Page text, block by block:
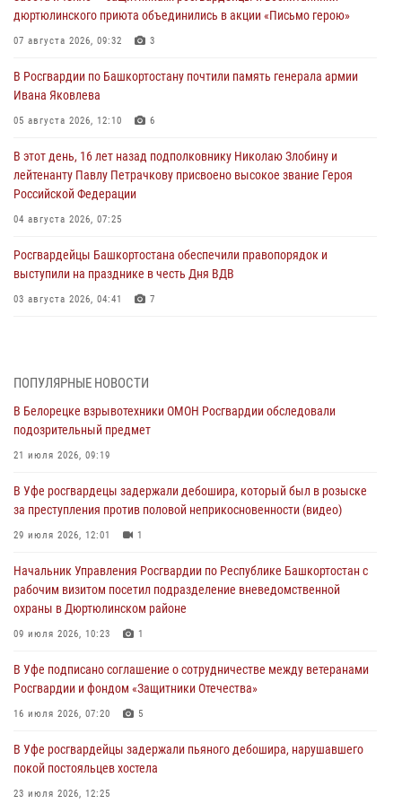
дюртюлинского приюта объединились в акции «Письмо герою»
07 августа 2026, 09:32 3
В Росгвардии по Башкортостану почтили память генерала армии
Ивана Яковлева
05 августа 2026, 12:10 6
В этот день, 16 лет назад подполковнику Николаю Злобину и
лейтенанту Павлу Петрачкову присвоено высокое звание Героя
Российской Федерации
04 августа 2026, 07:25
Росгвардейцы Башкортостана обеспечили правопорядок и
выступили на празднике в честь Дня ВДВ
03 августа 2026, 04:41 7
03 августа 2026, 04:30 8
В Башкирии росгвардейцы провели волейбольный турнир на
открытом воздухе
03 августа 2026, 04:29
В Уфе росгвардейцы по горячим следам задержали
подозреваемого в открытом хищении из аптеки (видео)
03 августа 2026, 04:15
Начальник отделения учёта и комплектования Росгвардии
Башкортостана ответил на вопросы граждан
30 июля 2026, 12:54
за преступления против половой неприкосновенности (видео)
29 июля 2026, 12:01
ПОПУЛЯРНЫЕ НОВОСТИ
В Белорецке взрывотехники ОМОН Росгвардии обследовали
подозрительный предмет
21 июля 2026, 09:19
В Уфе росгвардецы задержали дебошира, который был в розыске
за преступления против половой неприкосновенности (видео)
29 июля 2026, 12:01 1
Начальник Управления Росгвардии по Республике Башкортостан с
рабочим визитом посетил подразделение вневедомственной
охраны в Дюртюлинском районе
09 июля 2026, 10:23 1
В Уфе подписано соглашение о сотрудничестве между ветеранами
Росгвардии и фондом «Защитники Отечества»
16 июля 2026, 07:20 5
В Уфе росгвардейцы задержали пьяного дебошира, нарушавшего
покой постояльцев хостела
23 июля 2026, 12:25